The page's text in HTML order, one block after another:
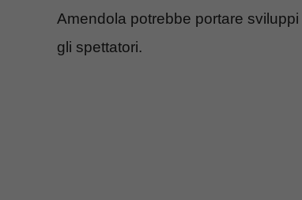
Amendola potrebbe portare
gli spettatori.